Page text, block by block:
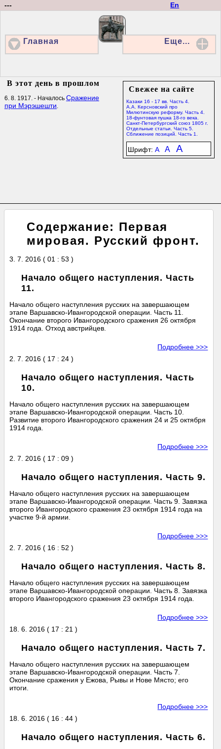
En
---
Главная Еще...
Свежее на сайте
Казаки 16 - 17 вв. Часть 4.
А.А. Керсновский про
Милютинскую реформу. Часть 4.
18-фунтовая пушка 18-го века.
Санкт-Петербургский союз 1805 г.
Отдельные статьи. Часть 5.
Сближение позиций. Часть 1.
Шрифт: A A A
В этот день в прошлом
6. 8. 1917. - Началось Сражение
при Мэрэшешти.
Содержание: Первая
мировая. Русский фронт.
3. 7. 2016 ( 01 : 53 )
Начало общего наступления. Часть
11.
Начало общего наступления русских на завершающем
этапе Варшавско-Ивангородской операции. Часть 11.
Окончание второго Ивангородского сражения 26 октября
1914 года. Отход австрийцев.
Подробнее >>>
2. 7. 2016 ( 17 : 24 )
Начало общего наступления. Часть
10.
Начало общего наступления русских на завершающем
этапе Варшавско-Ивангородской операции. Часть 10.
Развитие второго Ивангородского сражения 24 и 25 октября
1914 года.
Подробнее >>>
2. 7. 2016 ( 17 : 09 )
Начало общего наступления. Часть 9.
Начало общего наступления русских на завершающем
этапе Варшавско-Ивангородской операции. Часть 9. Завязка
второго Ивангородского сражения 23 октября 1914 года на
участке 9-й армии.
Подробнее >>>
2. 7. 2016 ( 16 : 52 )
Начало общего наступления. Часть 8.
Начало общего наступления русских на завершающем
этапе Варшавско-Ивангородской операции. Часть 8. Завязка
второго Ивангородского сражения 23 октября 1914 года.
Подробнее >>>
18. 6. 2016 ( 17 : 21 )
Начало общего наступления. Часть 7.
Начало общего наступления русских на завершающем
этапе Варшавско-Ивангородской операции. Часть 7.
Окончание сражения у Ежова, Рывы и Нове Място; его
итоги.
Подробнее >>>
18. 6. 2016 ( 16 : 44 )
Начало общего наступления. Часть 6.